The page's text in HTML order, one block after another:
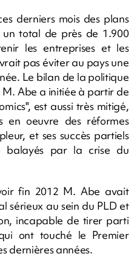
derniers mois des plans
total de près de 1.900
les entreprises et les
pas éviter au pays une
Le bilan de la politique
Abe a initiée à partir de
est aussi très mitigé,
oeuvre des réformes
et ses succès partiels
par la crise du
fin 2012 M. Abe avait
sérieux au sein du PLD et
incapable de tirer parti
ont touché le Premier
dernières années.